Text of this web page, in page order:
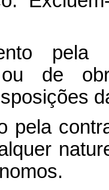
pela
ou de
pela